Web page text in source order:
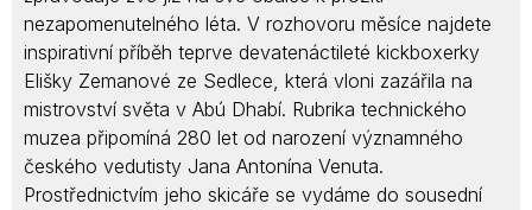
nezapomenutelného léta. V rozhovoru měsíce najdete
inspirativní příběh teprve devatenáctileté kickboxerky
Elišky Zemanové ze Sedlece, která vloni zazářila na
mistrovství světa v Abú Dhabí. Rubrika technického
muzea připomíná 280 let od narození významného
českého vedutisty Jana Antonína Venuta.
Prostřednictvím jeho skicáře se vydáme do sousední